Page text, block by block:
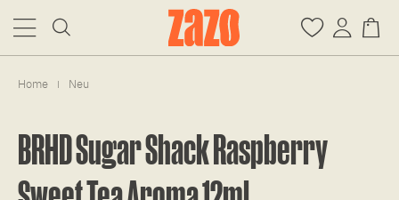
Home | Neu
BRHD Sugar Shack Raspberry